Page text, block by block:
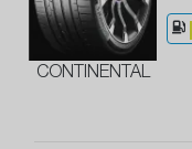
CONTINENTAL